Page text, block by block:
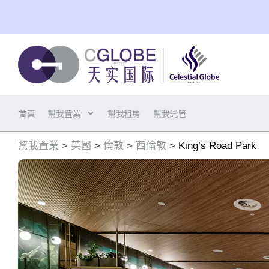
content
首頁 幫我置業 幫我租房 幫我託管
幫我置業 > 英國 > 倫敦 > 西倫敦 > King’s Road Park